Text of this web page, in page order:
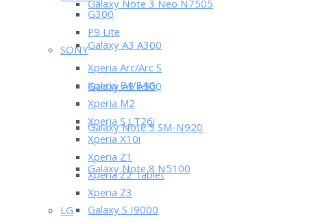
Galaxy Note 3 Neo N7505
Galaxy A3 A300
Galaxy A5 A500
Galaxy Note 5 SM-N920
Galaxy Note 8 N5100
Galaxy S I9000
G300
P9 Lite
SONY
Xperia Arc/Arc S
Xperia E4/E4G
Xperia M2
Xperia S LT26i
Xperia X10i
Xperia Z1
Xperia Z2 Tablet
Xperia Z3
LG